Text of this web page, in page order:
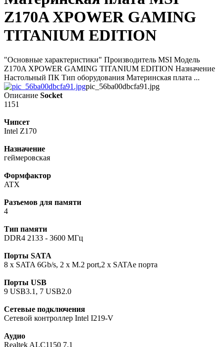
Z170A XPOWER GAMING
TITANIUM EDITION
"Основные характеристики" Производитель MSI Модель
Z170A XPOWER GAMING TITANIUM EDITION Назначение
Настольный ПК Тип оборудования Материнская плата ...
pic_56ba00dbcfa91.jpg
Описание Socket
1151
Чипсет
Intel Z170
Назначение
геймеровская
Формфактор
ATX
Разъемов для памяти
4
Тип памяти
DDR4 2133 - 3600 МГц
Порты SATA
8 x SATA 6Gb/s, 2 x M.2 port,2 x SATAe порта
Порты USB
9 USB3.1, 7 USB2.0
Сетевые подключения
Сетевой контроллер Intel I219-V
Аудио
Realtek ALC1150 7.1